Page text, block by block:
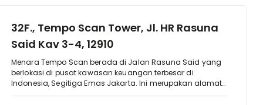
32F., Tempo Scan Tower, Jl. HR Rasuna
Said Kav 3-4, 12910
Menara Tempo Scan berada di Jalan Rasuna Said yang
berlokasi di pusat kawasan keuangan terbesar di
Indonesia, Segitiga Emas Jakarta. Ini merupakan alamat
kantor yang sangat ideal untuk berbisnis di Jakarta. Dari